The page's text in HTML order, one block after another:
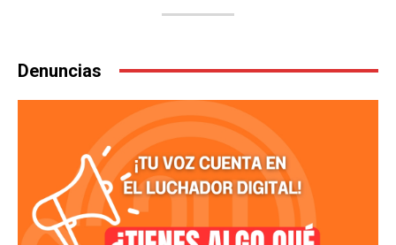
Denuncias